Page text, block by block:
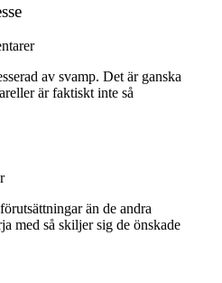
av svamp. Det är ganska
är faktiskt inte så
än de andra
med så skiljer sig de önskade